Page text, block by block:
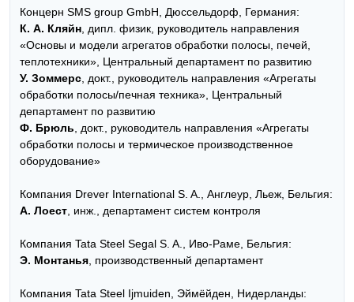
Концерн SMS group GmbH, Дюссельдорф, Германия:
К. А. Кляйн , дипл. физик, руководитель направления
«Основы и модели агрегатов обработки полосы, печей,
теплотехники», Центральный департамент по развитию
У. Зоммерс , докт., руководитель направления «Агрегаты
обработки полосы/печная техника», Центральный
департамент по развитию
Ф. Брюль , докт., руководитель направления «Агрегаты
обработки полосы и термическое производственное
оборудование»
Компания Drever International S. A., Англеур, Льеж, Бельгия:
А. Лоест , инж., департамент систем контроля
Компания Tata Steel Segal S. A., Иво-Раме, Бельгия:
Э. Монтанья , производственный департамент
Компания Tata Steel Ijmuiden, Эймёйден, Нидерланды: